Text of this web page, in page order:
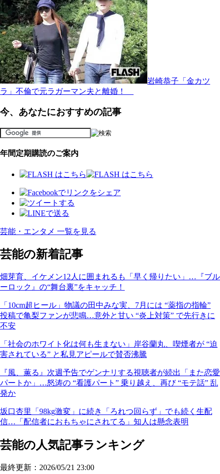
岩崎恭子「金カツ
ラ」不倫で元ラガーマン夫と離婚！
今、あなたにおすすめの記事
年間定期購読のご案内
芸能・エンタメ 一覧を見る
芸能の新着記事
畑芽育、イケメン12人に囲まれるも「早く帰りたい」…『ブル
ーロック』の“舞台裏”をキャッチ！
「10cm超ヒール」物議の田中みな実、7月には “薬指の指輪”
投稿で亀梨ファンが悲鳴…意外と甘い “炎上対策” で先行きに
不安
「社会のホワイト化は何も生まない」岸谷蘭丸、喫煙者が “迫
害されている” と私見アピールで賛否沸騰
『風、薫る』次週予告でゲンナリする視聴者が続出「また恋愛
パートか」…怒涛の “看護パート” 乗り越え、再び “モテ話” 乱
発か
坂口杏里「98kg激変」に続き「ろれつ回らず」でも続く生配
信…「配信者におもちゃにされてる」知人は懸念表明
芸能の人気記事ランキング
最終更新：2026/05/21 23:00